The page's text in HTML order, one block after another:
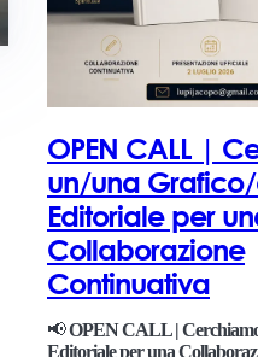
OPEN CALL |
un/una
Editoriale per
Collaborazione
Continuativa
📢OPEN CALL |
Editoriale per una